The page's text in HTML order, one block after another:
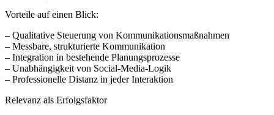
Vorteile auf einen Blick:
– Qualitative Steuerung von Kommunikationsmaßnahmen
– Messbare, strukturierte Kommunikation
– Integration in bestehende Planungsprozesse
– Unabhängigkeit von Social-Media-Logik
– Professionelle Distanz in jeder Interaktion
Relevanz als Erfolgsfaktor